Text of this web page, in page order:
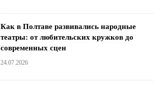
Как в Полтаве развивались народные
театры: от любительских кружков до
современных сцен
24.07.2026